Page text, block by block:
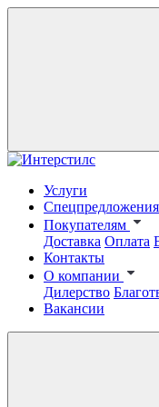
Услуги
Спецпредложения
Покупателям
Доставка Оплата
Контакты
О компании
Дилерство
Вакансии